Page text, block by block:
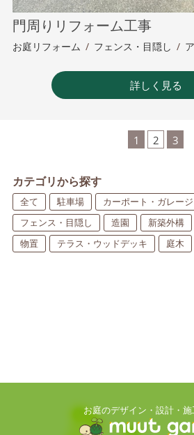
門周りリフォーム工事
お庭リフォーム / フェンス・目隠し /
詳しく見る
1 2 3
カテゴリから探す
全て 駐車場 カーポート・ガレージ
フェンス・目隠し
造園 新築外構
物置
テラス・ウッドデッキ 庭木
お庭のデザイン・設計・